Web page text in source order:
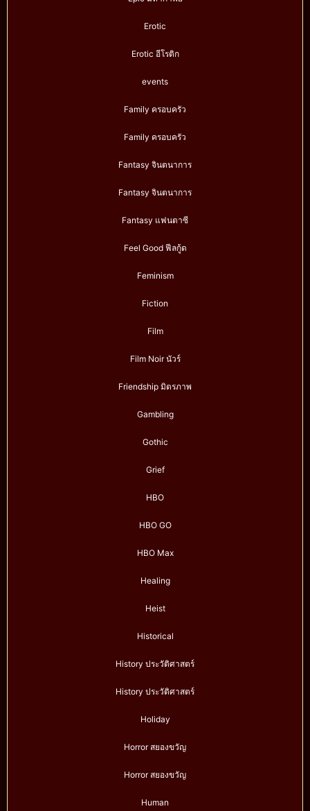
Erotic
Erotic อีโรติก
events
Family ครอบครัว
Family ครอบครัว
Fantasy จินตนาการ
Fantasy จินตนาการ
Fantasy แฟนตาซี
Feel Good ฟีลกู้ด
Feminism
Fiction
Film
Film Noir นัวร์
Friendship มิตรภาพ
Gambling
Gothic
Grief
HBO
HBO GO
HBO Max
Healing
Heist
Historical
History ประวัติศาสตร์
History ประวัติศาสตร์
Holiday
Horror สยองขวัญ
Horror สยองขวัญ
Human